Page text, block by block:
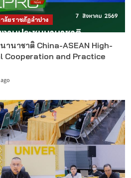
ลัยราชภัฏลำปาง
านาชาติ China-ASEAN High-
Cooperation and Practice